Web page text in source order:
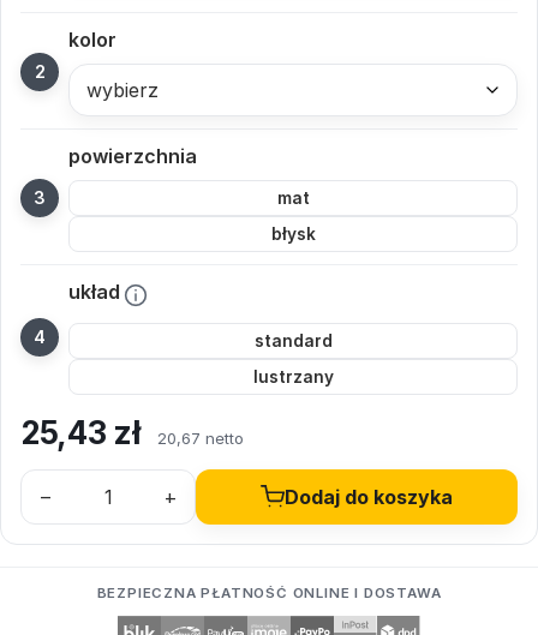
kolor
wybierz
powierzchnia
mat
błysk
układ
standard
lustrzany
25,43 zł 20,67 netto
– + Dodaj do koszyka
BEZPIECZNA PŁATNOŚĆ ONLINE I DOSTAWA